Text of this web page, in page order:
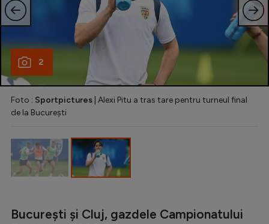
2
Foto : Sportpictures | Alexi Pitu a tras tare pentru turneul final
de la București
București și Cluj, gazdele Campionatului